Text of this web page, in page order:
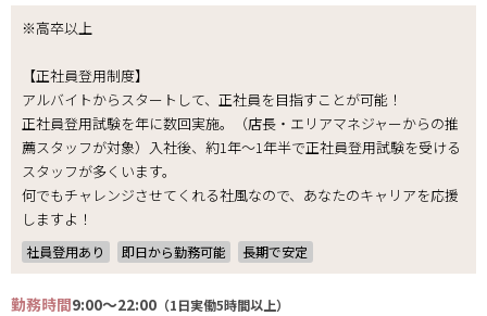
※高卒以上
【正社員登用制度】
アルバイトからスタートして、正社員を目指すことが可能！
正社員登用試験を年に数回実施。（店長・エリアマネジャーからの推
薦スタッフが対象）入社後、約1年～1年半で正社員登用試験を受ける
スタッフが多くいます。
何でもチャレンジさせてくれる社風なので、あなたのキャリアを応援
しますよ！
社員登用あり 即日から勤務可能 長期で安定
勤務時間9:00～22:00 （1日実働5時間以上）